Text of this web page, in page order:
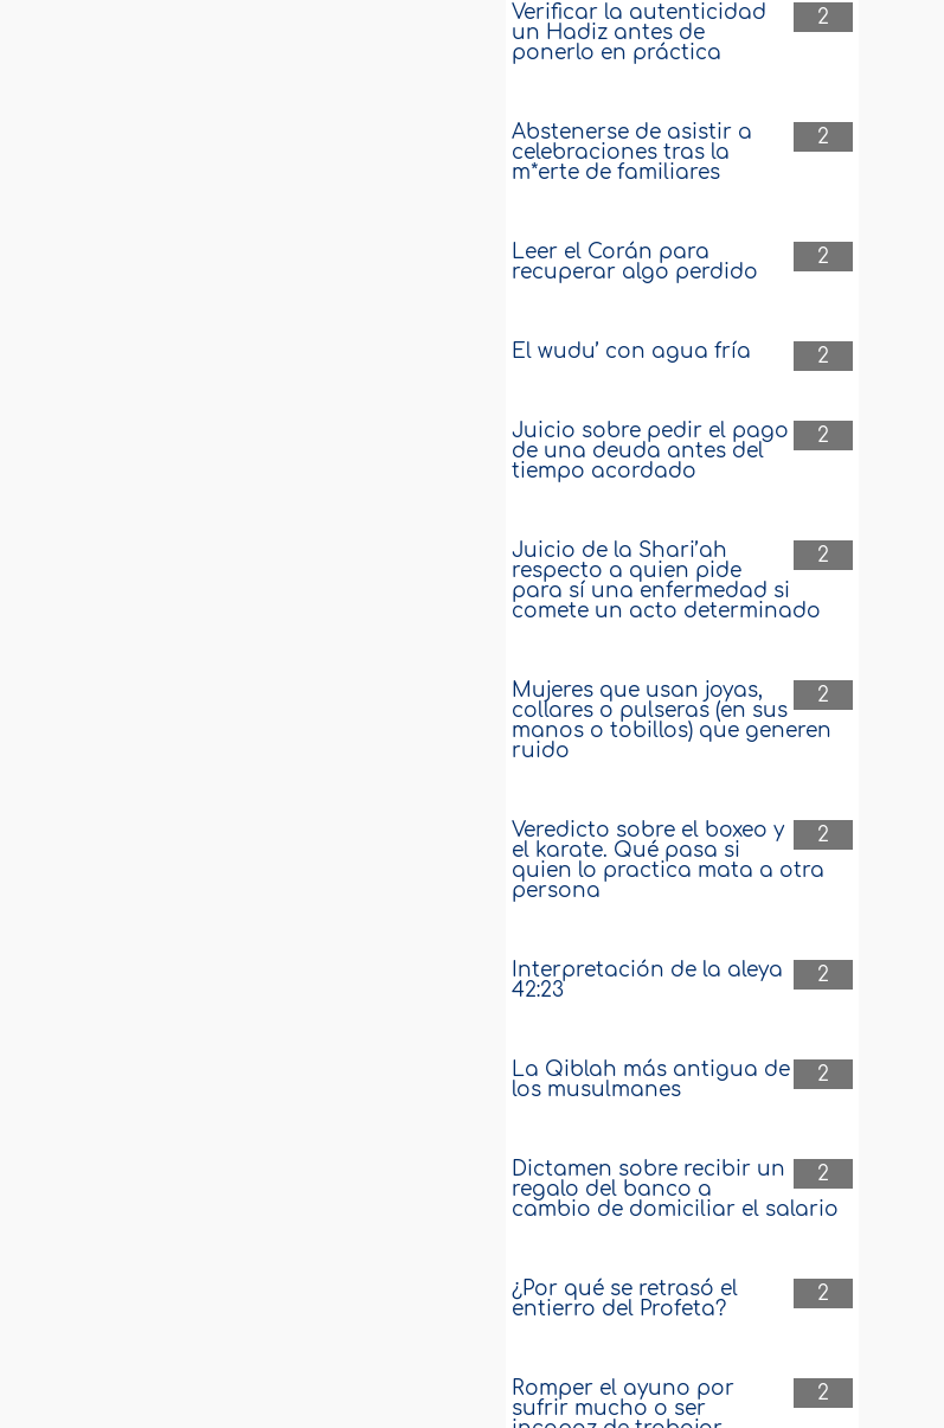
2
Verificar la autenticidad
un Hadiz antes de
ponerlo en práctica
2
Abstenerse de asistir a
celebraciones tras la
m*erte de familiares
2
Leer el Corán para
recuperar algo perdido
2
El wudu’ con agua fría
2
Juicio sobre pedir el pago
de una deuda antes del
tiempo acordado
2
Juicio de la Shari’ah
respecto a quien pide
para sí una enfermedad si
comete un acto determinado
2
Mujeres que usan joyas,
collares o pulseras (en sus
manos o tobillos) que generen
ruido
2
Veredicto sobre el boxeo y
el karate. Qué pasa si
quien lo practica mata a otra
persona
2
Interpretación de la aleya
42:23
2
La Qiblah más antigua de
los musulmanes
2
Dictamen sobre recibir un
regalo del banco a
cambio de domiciliar el salario
2
¿Por qué se retrasó el
entierro del Profeta?
2
Romper el ayuno por
sufrir mucho o ser